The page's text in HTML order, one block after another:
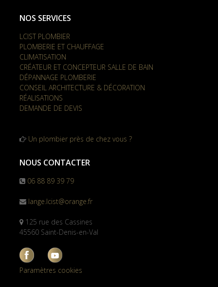
NOS SERVICES
LCIST PLOMBIER
PLOMBERIE ET CHAUFFAGE
CLIMATISATION
CRÉATEUR ET CONCEPTEUR SALLE DE BAIN
DÉPANNAGE PLOMBERIE
CONSEIL ARCHITECTURE & DÉCORATION
RÉALISATIONS
DEMANDE DE DEVIS
Un plombier près de chez vous ?
NOUS CONTACTER
06 88 89 39 79
lange.lcist@orange.fr
125 rue des Cassines
45560 Saint-Denis-en-Val
Paramètres cookies